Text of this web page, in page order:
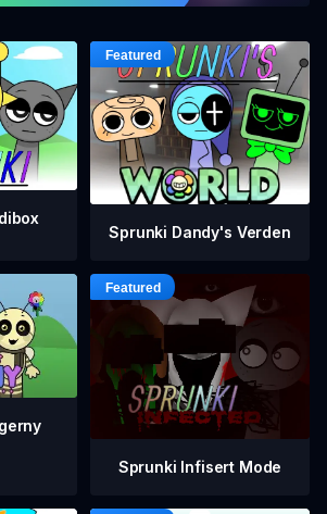
Sprunki Dandy's Verden
Sprunki Infisert Mode